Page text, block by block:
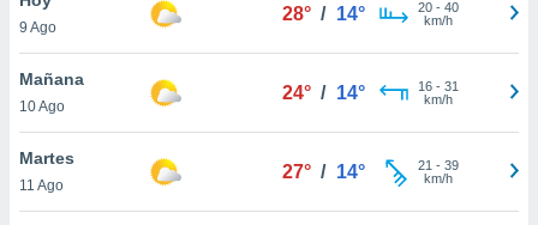
en
más
nuestra
9 Ago
28° / 14° 20- 40
km/h
Mañana
10 Ago
24° / 14° 16- 31
km/h
Martes
11 Ago
27° / 14° 21 - 39
km/h